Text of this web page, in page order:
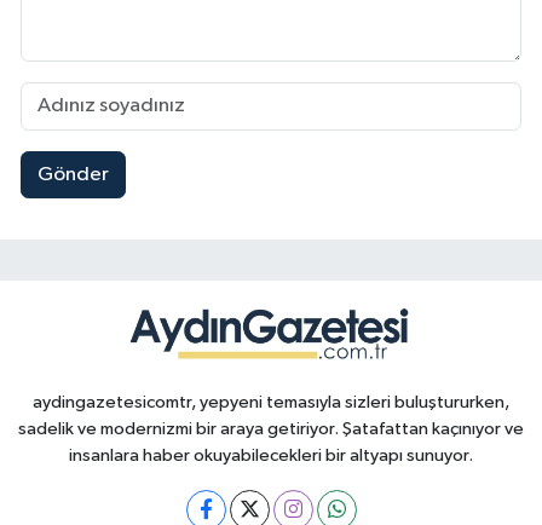
Gönder
aydingazetesicomtr, yepyeni temasıyla sizleri buluştururken,
sadelik ve modernizmi bir araya getiriyor. Şatafattan kaçınıyor ve
insanlara haber okuyabilecekleri bir altyapı sunuyor.